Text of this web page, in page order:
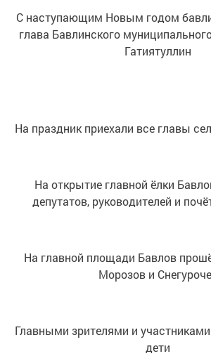
С наступающим Новым годом
глава Бавлинского
Гатиятуллин
На праздник приехали все главы
На открытие главной ёлки
депутатов, руководителей и
На главной площади Бавлов
Морозов и
Главными зрителями и
дети